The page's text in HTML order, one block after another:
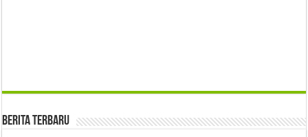
Berita Terbaru